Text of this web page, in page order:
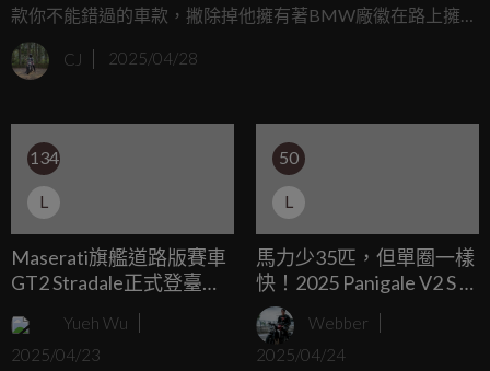
款你不能錯過的車款，撇除掉他擁有著BMW廠徽在路上擁有
著更高的關注度這點之外，他絕對也是一輛配備和騎乘體驗
相當不錯的一款車型。正是因為他相當受歡迎，不少改裝廠
愛車。如果ADV的騎姿騎膩了想要來點戰鬥感的話，除了換
車之外你還有另一個選擇，那就是這個由知名改裝廠商Puig
推出的Pista改裝套件！
CJ 2025/04/28
134
L
Maserati旗艦道路版賽車
GT2 Stradale正式登臺
MCXtrema亞洲首輛賽道
猛獸驚喜現身
Yueh Wu
2025/04/23
50
L
馬力少35匹，但單圈一樣
快！2025 Panigale V2 S 與
Multistrada V2 S 正式上市
預購價107.8萬入手全新
雙缸跑車
Webber
2025/04/24